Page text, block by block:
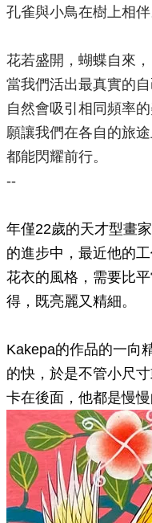
孔雀與小鳥在樹上相伴
花若盛開，蝴蝶自來，
當我們活出最真實的自
自然會吸引相同頻率的
願讓我們在各自的旅途
都能閃耀前行。
--
年僅22歲的天才型畫
的進步中，最近他的
花衣的風格，需要比
得，既亮麗又精細。
Kakepa的作品的一向
的快，於是不管小尺
卡在後面，他都是慢慢